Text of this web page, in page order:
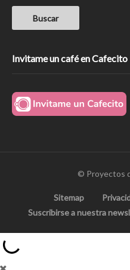
Invitame un café en Cafecito
© Proyectos
Sitemap
Suscribirse a nuestra